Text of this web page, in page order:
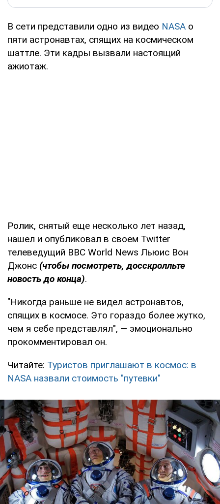
В сети представили одно из видео NASA о
пяти астронавтах, спящих на космическом
шаттле. Эти кадры вызвали настоящий
ажиотаж.
Ролик, снятый еще несколько лет назад,
нашел и опубликовал в своем Twitter
телеведущий BBC World News Льюис Вон
Джонс (чтобы посмотреть, досскролльте
новость до конца).
"Никогда раньше не видел астронавтов,
спящих в космосе. Это гораздо более жутко,
чем я себе представлял", — эмоционально
прокомментировал он.
Читайте: Туристов приглашают в космос: в
NASA назвали стоимость "путевки"